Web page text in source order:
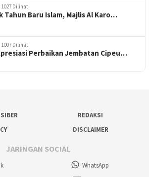
1027 Dilihat
Tahun Baru Islam, Majlis Al Karo…
1007 Dilihat
Perbaikan Jembatan Cipeu…
REDAKSI
DISCLAIMER
JARINGAN SOCIAL
WhatsApp